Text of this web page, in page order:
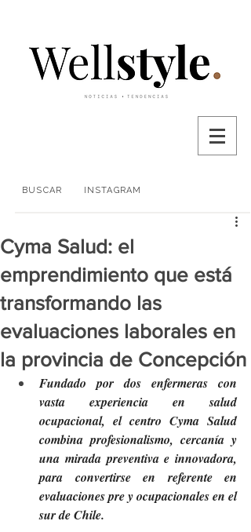
BUSCAR INSTAGRAM
Cyma Salud: el
emprendimiento que está
transformando las
evaluaciones laborales en
la provincia de Concepción
Fundado por dos enfermeras con
vasta experiencia en salud
ocupacional, el centro Cyma Salud
combina profesionalismo, cercanía y
una mirada preventiva e innovadora,
para convertirse en referente en
evaluaciones pre y ocupacionales en el
sur de Chile.